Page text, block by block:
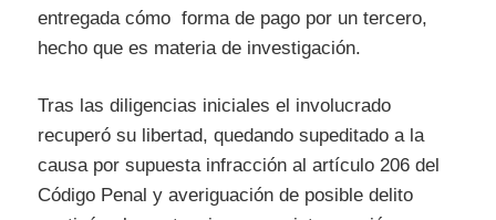
entregada cómo forma de pago por un tercero,
hecho que es materia de investigación.
Tras las diligencias iniciales el involucrado
recuperó su libertad, quedando supeditado a la
causa por supuesta infracción al artículo 206 del
Código Penal y averiguación de posible delito